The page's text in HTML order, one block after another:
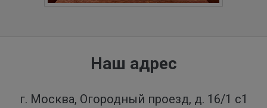
Наш адрес
г. Москва, Огородный проезд, д. 16/1 с1